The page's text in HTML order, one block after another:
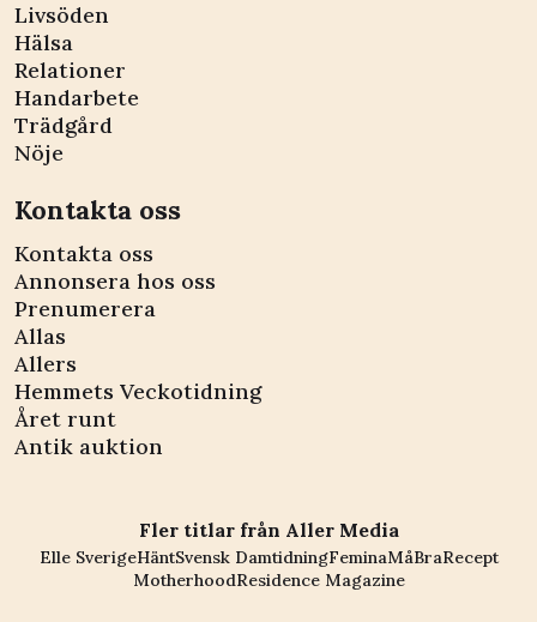
Livsöden
Hälsa
Relationer
Handarbete
Trädgård
Nöje
Kontakta oss
Kontakta oss
Annonsera hos oss
Prenumerera
Allas
Allers
Hemmets Veckotidning
Året runt
Antik auktion
Fler titlar från Aller Media
Elle SverigeHäntSvensk DamtidningFeminaMåBraRecept
MotherhoodResidence Magazine